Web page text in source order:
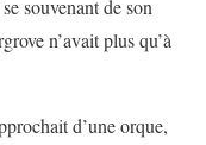
souvenant de son
n’avait plus qu’à
d’une orque,